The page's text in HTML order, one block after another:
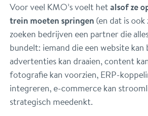
Voor veel KMO’s voelt hetalsof ze
trein moeten springen (en dat is ook
zoeken bedrijven een partner die
bundelt: iemand die een website kan
advertenties kan draaien, content
fotografie kan voorzien, ERP-
integreren, e-commerce kan
strategisch meedenkt.